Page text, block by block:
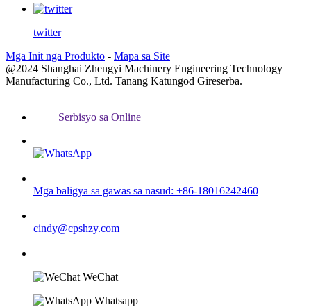
twitter
Mga Init nga Produkto - Mapa sa Site
@2024 Shanghai Zhengyi Machinery Engineering Technology
Manufacturing Co., Ltd. Tanang Katungod Gireserba.
Serbisyo sa Online
Mga baligya sa gawas sa nasud: +86-18016242460
cindy@cpshzy.com
WeChat
Whatsapp